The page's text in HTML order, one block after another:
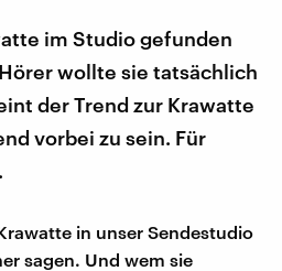
im Studio gefunden
wollte sie tatsächlich
der Trend zur Krawatte
vorbei zu sein. Für
in unser Sendestudio
sagen. Und wem sie